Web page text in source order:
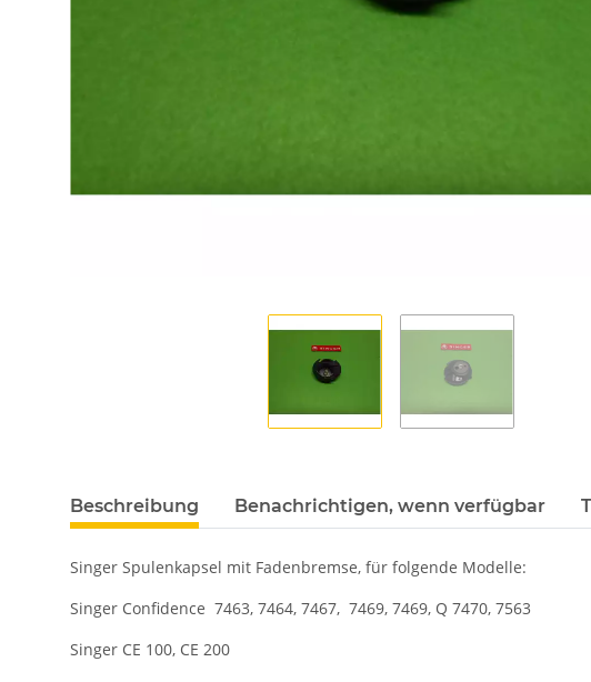
Beschreibung Benachrichtigen, wenn verfügbar
Singer Spulenkapsel mit Fadenbremse, für folgende Modelle:
Singer Confidence 7463, 7464, 7467, 7469, 7469, Q 7470, 7563
Singer CE 100, CE 200